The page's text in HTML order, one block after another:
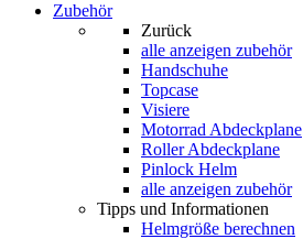
Zubehör
Zurück
alle anzeigen zubehör
Handschuhe
Topcase
Visiere
Motorrad Abdeckplane
Roller Abdeckplane
Pinlock Helm
alle anzeigen zubehör
Tipps und Informationen
Helmgröße berechnen